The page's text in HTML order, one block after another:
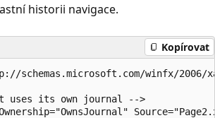
historii navigace.
Kopírovat
schemas.microsoft.com/winfx/2006/
uses its own journal -->